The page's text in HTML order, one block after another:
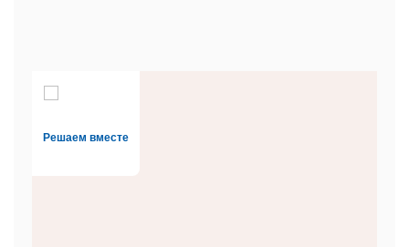
Решаем вместе